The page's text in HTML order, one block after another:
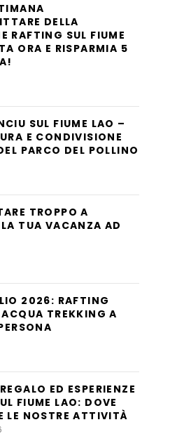
DELLA
RAFTING SUL FIUME
ORA E RISPARMIA 5
SUL FIUME LAO –
E CONDIVISIONE
PARCO DEL POLLINO
TROPPO A
LA TUA VACANZA AD
2026: RAFTING
TREKKING A
ED ESPERIENZE
FIUME LAO: DOVE
LE NOSTRE ATTIVITÀ